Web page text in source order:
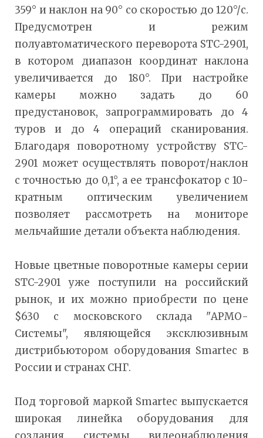
359° и наклон на 90° со скоростью до 120°/с.
Предусмотрен и режим
полуавтоматического переворота STC-2901,
в котором диапазон координат наклона
увеличивается до 180°. При настройке
камеры можно задать до 60
предустановок, запрограммировать до 4
туров и до 4 операций сканирования.
Благодаря поворотному устройству STC-
2901 может осуществлять поворот/наклон
с точностью до 0,1°, а ее трансфокатор с 10-
кратным оптическим увеличением
позволяет рассмотреть на мониторе
мельчайшие детали объекта наблюдения.
Новые цветные поворотные камеры серии
STC-2901 уже поступили на российский
рынок, и их можно приобрести по цене
$630 с московского склада "АРМО-
Системы", являющейся эксклюзивным
дистрибьютором оборудования Smartec в
России и странах СНГ.
Под торговой маркой Smartec выпускается
широкая линейка оборудования для